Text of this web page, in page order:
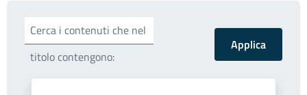
Cerca i contenuti che nel
titolo contengono: